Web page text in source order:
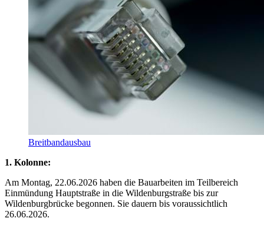
Breitbandausbau
1. Kolonne:
Am Montag, 22.06.2026 haben die Bauarbeiten im Teilbereich
Einmündung Hauptstraße in die Wildenburgstraße bis zur
Wildenburgbrücke begonnen. Sie dauern bis voraussichtlich
26.06.2026.